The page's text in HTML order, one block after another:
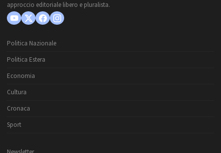
approccio editoriale libero e pluralista.
Politica Nazionale
Politica Estera
Economia
Cultura
Cronaca
Sport